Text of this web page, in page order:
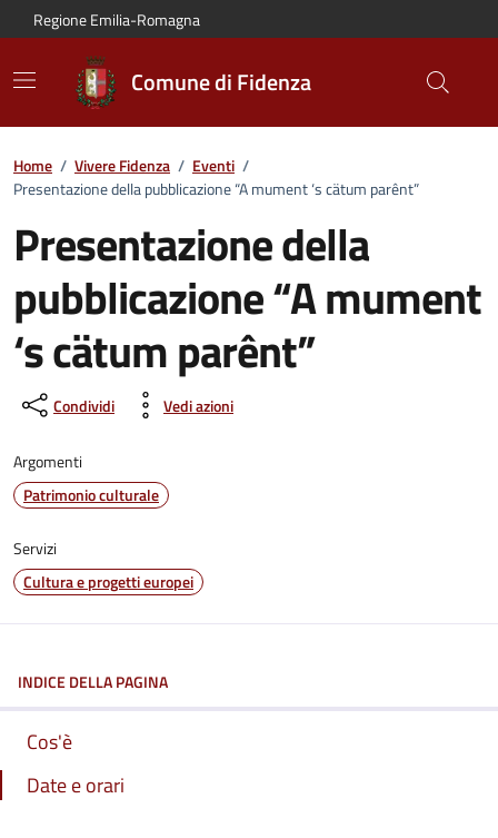
Vai al contenuto principale
Vai alla navigazione del sito
Vai al piede di pagina
Regione Emilia-Romagna
Comune di Fidenza
Home / Vivere Fidenza / Eventi /
Presentazione della pubblicazione “A mument ‘s cätum parênt”
Presentazione della
pubblicazione “A mument
‘s cätum parênt”
Dettagli dell'evento:
Condividi Vedi azioni
Argomenti
Patrimonio culturale
Servizi
Cultura e progetti europei
INDICE DELLA PAGINA
Cos'è
Date e orari